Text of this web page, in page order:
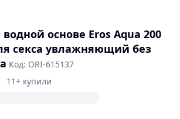
основе Eros Aqua 200
секса увлажняющий без
Код: ORI-615137
11+ купили